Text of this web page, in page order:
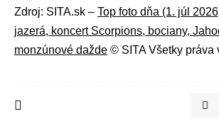
Zdroj: SITA.sk – Top foto dňa (1. júl
jazerá, koncert Scorpions, bociany,
monzúnové dažde © SITA Všetky práva